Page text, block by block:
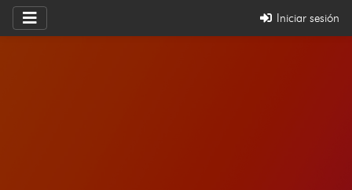
Iniciar sesión